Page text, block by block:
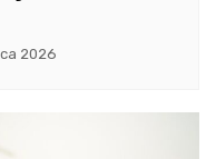
2026